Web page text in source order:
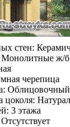
стен:
ж/б
черепица
3 этажа